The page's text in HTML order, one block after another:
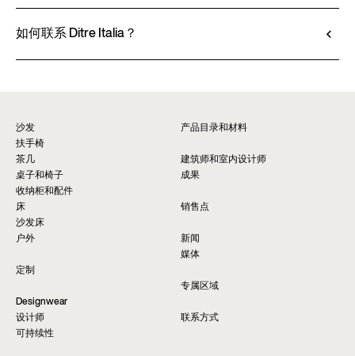
查看技术说明书
供个性化咨询和即时服务。请通过网站上的 “销售
如何联系 Ditre Italia？
沙发
产品目录和材料
扶手椅
茶几
建筑师和室内设计师
桌子和椅子
成果
收纳柜和配件
床
销售点
沙发床
户外
新闻
媒体
定制
专属区域
Designwear
设计师
联系方式
可持续性